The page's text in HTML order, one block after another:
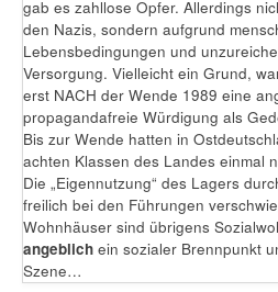
gab es zahllose Opfer. Allerdings
den Nazis, sondern aufgrund
Lebensbedingungen und
Versorgung. Vielleicht ein Grund,
erst NACH der Wende 1989 eine
propagandafreie Würdigung als
Bis zur Wende hatten in
achten Klassen des Landes einmal
Die „Eigennutzung“ des Lagers
freilich bei den Führungen
Wohnhäuser sind übrigens
angeblich ein sozialer Brennpunkt
Szene…